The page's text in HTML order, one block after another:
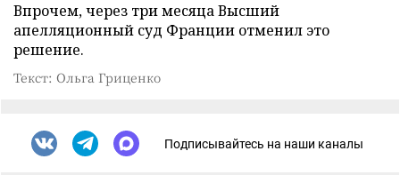
Впрочем, через три месяца Высший
апелляционный суд Франции отменил это
решение.
Текст: Ольга Гриценко
Подписывайтесь на наши каналы